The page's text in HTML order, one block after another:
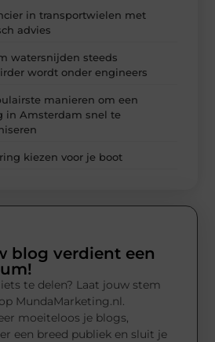
in transportwielen met
advies
watersnijden steeds
wordt onder engineers
manieren om een
in Amsterdam snel te
kiezen voor je boot
blog verdient een
te delen? Laat jouw stem
MundaMarketing.nl.
moeiteloos je blogs,
een breed publiek en sluit je